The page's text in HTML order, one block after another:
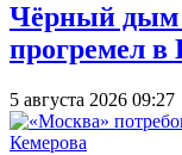
Чёрный дым
прогремел в
5 августа 2026 09:27